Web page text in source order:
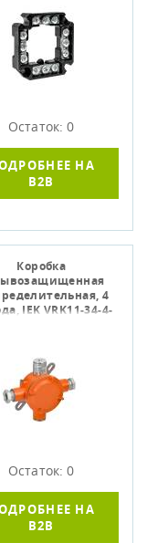
Остаток: 0
НА
B2B
Коробка
4
IEK VRK11-34-4-
Остаток: 0
НА
B2B